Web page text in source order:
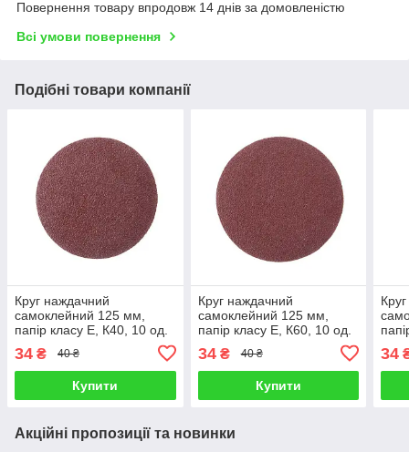
Повернення товару впродовж 14 днів за домовленістю
Всі умови повернення
Подібні товари компанії
Круг наждачний
самоклейний 125 мм,
папір класу E, К40, 10 од.
34 ₴ 40 ₴
Купити
Круг наждачний
самоклейний 125 мм,
папір класу E, К60, 10 од.
34₴ 40 ₴
Купити
34
Акційні пропозиції та новинки